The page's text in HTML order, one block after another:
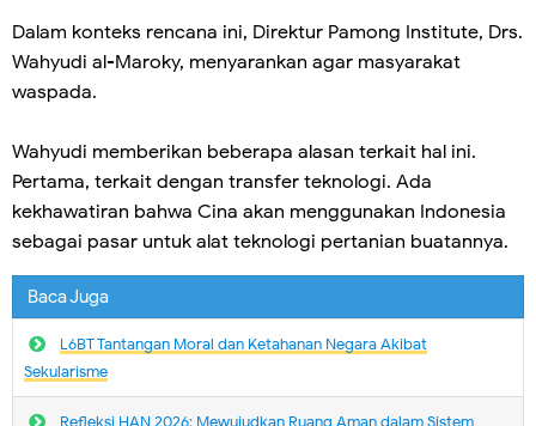
Dalam konteks rencana ini, Direktur Pamong Institute, Drs.
Wahyudi al-Maroky, menyarankan agar masyarakat
waspada.
Wahyudi memberikan beberapa alasan terkait hal ini.
Pertama, terkait dengan transfer teknologi. Ada
kekhawatiran bahwa Cina akan menggunakan Indonesia
sebagai pasar untuk alat teknologi pertanian buatannya.
Baca Juga
L6BT Tantangan Moral dan Ketahanan Negara Akibat
Sekularisme